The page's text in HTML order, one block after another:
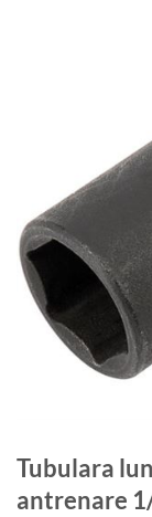
Tubulara lunga hexagonala impact 13 mm
antrenare